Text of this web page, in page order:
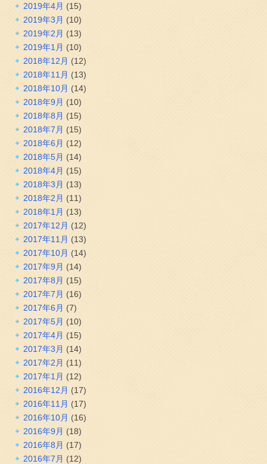
2019年4月 (15)
2019年3月 (10)
2019年2月 (13)
2019年1月 (10)
2018年12月 (12)
2018年11月 (13)
2018年10月 (14)
2018年9月 (10)
2018年8月 (15)
2018年7月 (15)
2018年6月 (12)
2018年5月 (14)
2018年4月 (15)
2018年3月 (13)
2018年2月 (11)
2018年1月 (13)
2017年12月 (12)
2017年11月 (13)
2017年10月 (14)
2017年9月 (14)
2017年8月 (15)
2017年7月 (16)
2017年6月 (7)
2017年5月 (10)
2017年4月 (15)
2017年3月 (14)
2017年2月 (11)
2017年1月 (12)
2016年12月 (17)
2016年11月 (17)
2016年10月 (16)
2016年9月 (18)
2016年8月 (17)
2016年7月 (12)